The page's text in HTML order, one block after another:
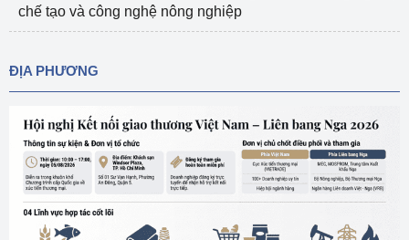
chế tạo và công nghệ nông nghiệp
ĐỊA PHƯƠNG